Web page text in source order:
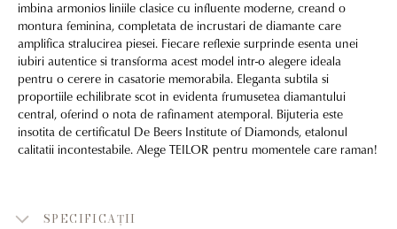
imbina armonios liniile clasice cu influente moderne, creand o
montura feminina, completata de incrustari de diamante care
amplifica stralucirea piesei. Fiecare reflexie surprinde esenta unei
iubiri autentice si transforma acest model intr-o alegere ideala
pentru o cerere in casatorie memorabila. Eleganta subtila si
proportiile echilibrate scot in evidenta frumusetea diamantului
central, oferind o nota de rafinament atemporal. Bijuteria este
insotita de certificatul De Beers Institute of Diamonds, etalonul
calitatii incontestabile. Alege TEILOR pentru momentele care raman!
SPECIFICAȚII